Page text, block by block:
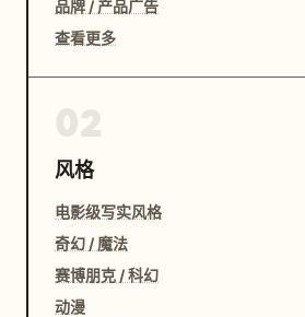
品牌 / 产品广告
查看更多
风格
电影级写实风格
奇幻 / 魔法
赛博朋克 / 科幻
动漫